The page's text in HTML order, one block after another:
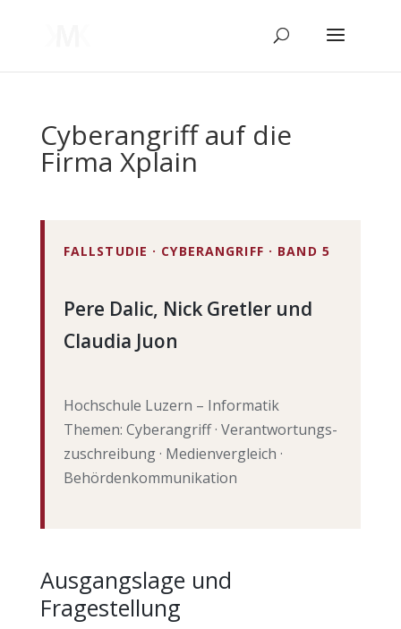
Cyberangriff auf die
Firma Xplain
FALL­STU­DIE · CYBER­AN­GRIFF · BAND 5
Pere Dalic, Nick Gret­ler und
Clau­dia Juon
Hoch­schu­le Luzern – Infor­ma­tik
The­men: Cyber­an­griff · Ver­ant­wor­tungs­
zu­schrei­bung · Medi­en­ver­gleich ·
Behördenkommunikation
Ausgangslage und
Fragestellung